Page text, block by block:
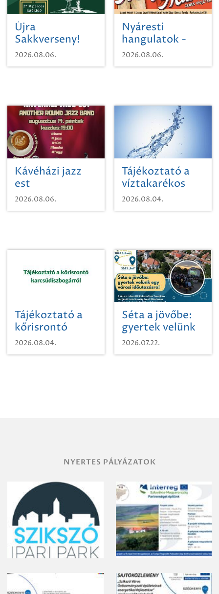
Újra
Sakkverseny!
2026.08.06.
Nyáresti
hangulatok -
Mágnás Miska
2026.08.06.
Kávéházi jazz
est
2026.08.06.
Tájékoztató a
víztakarékos
vízhasználatról
2026.08.04.
Tájékoztató a
kőrisrontó
karcsúdíszbogárról
2026.08.04.
Séta a jövőbe:
gyertek velünk
egy városi
időutazásra!
2026.07.22.
NYERTES PÁLYÁZATOK